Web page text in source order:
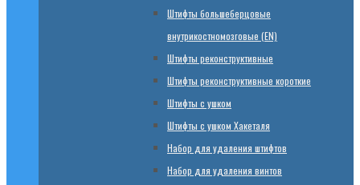
Штифты большеберцовые
внутрикостномозговые (EN)
Штифты реконструктивные
Штифты реконструктивные короткие
Штифты с ушком
Штифты с ушком Хакеталя
Набор для удаления штифтов
Набор для удаления винтов